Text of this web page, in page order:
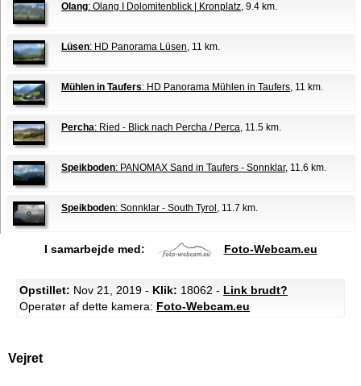
Olang: Olang I Dolomitenblick | Kronplatz, 9.4 km.
Lüsen: HD Panorama Lüsen, 11 km.
Mühlen in Taufers: HD Panorama Mühlen in Taufers, 11 km.
Percha: Ried - Blick nach Percha / Perca, 11.5 km.
Speikboden: PANOMAX Sand in Taufers - Sonnklar, 11.6 km.
Speikboden: Sonnklar - South Tyrol , 11.7 km.
I samarbejde med: Foto-Webcam.eu
Opstillet: Nov 21, 2019 - Klik: 18062 - Link brudt?
Operatør af dette kamera: Foto-Webcam.eu
Vejret